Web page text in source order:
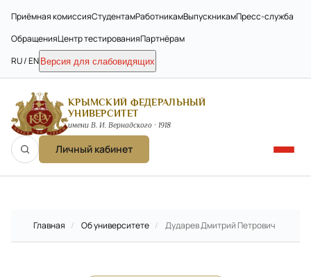
Приёмная комиссияСтудентамРаботникамВыпускникамПресс-служба
ОбращенияЦентр тестированияПартнёрам
RU / EN Версия для слабовидящих
КРЫМСКИЙ ФЕДЕРАЛЬНЫЙ
УНИВЕРСИТЕТ
имени В. И. Вернадского · 1918
Личный кабинет
Главная / Об университете / Дударев Дмитрий Петрович